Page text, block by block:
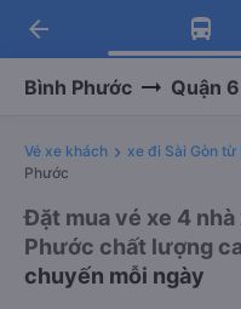
Tải app
Nhận ưu
Tải app
-30k/ghế
arrow_back
Bình Phước Quận 6
Vé xe khách xe đi Sài Gòn từ
Phước
Đặt mua vé xe 4
Phước chất lượng
chuyến mỗi ngày